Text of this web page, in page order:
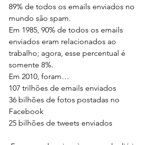
89% de todos os emails enviados no
mundo são spam.
Em 1985, 90% de todos os emails
enviados eram relacionados ao
trabalho; agora, esse percentual é
somente 8%.
Em 2010, foram…
107 trilhões de emails enviados
36 bilhões de fotos postadas no
Facebook
25 bilhões de tweets enviados